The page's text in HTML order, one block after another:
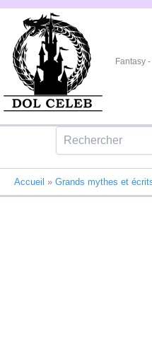
Aller
contenu
Fantasy
Rechercher
Accueil » Grands mythes et